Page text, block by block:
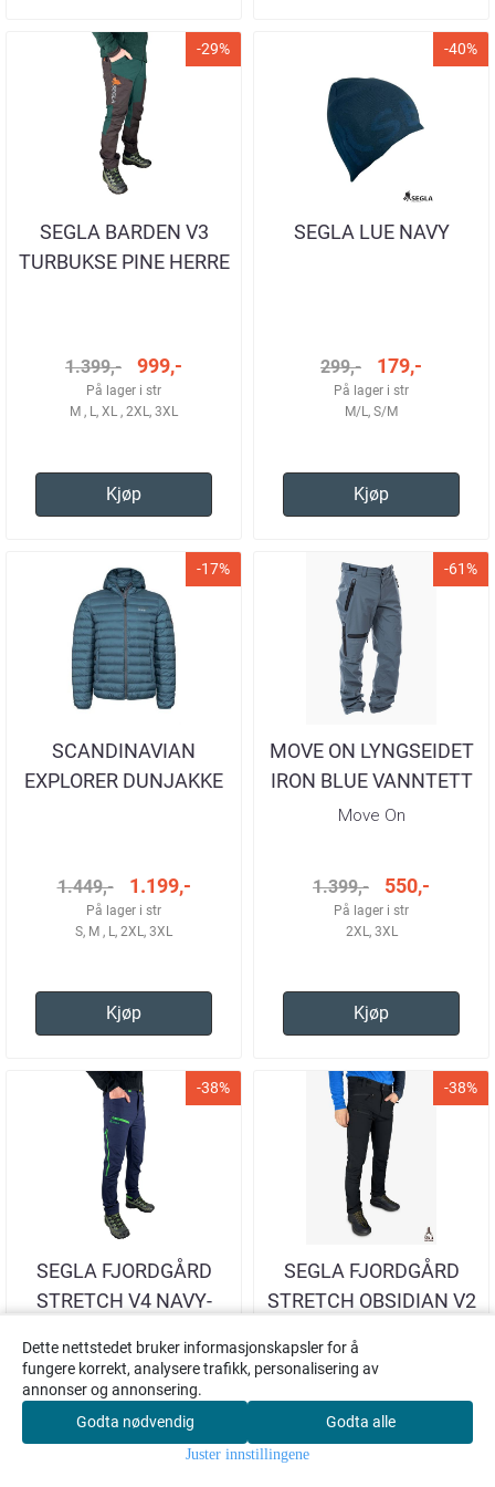
Søk
-29%
SEGLA BARDEN V3
TURBUKSE PINE HERRE
1.399,- 999,-
På lager i str
M , L, XL , 2XL, 3XL
Kjøp
-40%
SEGLA LUE NAVY
299,- 179,-
På lager i str
M/L, S/M
Kjøp
-17%
SCANDINAVIAN
EXPLORER DUNJAKKE
1.449,- 1.199,-
På lager i str
S, M , L, 2XL, 3XL
Kjøp
-61%
MOVE ON LYNGSEIDET
IRON BLUE VANNTETT
TURBUKSE
Move On
1.399,- 550,-
På lager i str
2XL, 3XL
Kjøp
-38%
SEGLA FJORDGÅRD
STRETCH V4 NAVY-
HERRE
1.299,- 799,-
På lager i str
-38%
SEGLA FJORDGÅRD
STRETCH OBSIDIAN V2
1.299,- 799,-
På lager i str
Dette nettstedet bruker informasjonskapsler for å
fungere korrekt, analysere trafikk, personalisering av
annonser og annonsering.
Godta nødvendig
Godta alle
Juster innstillingene